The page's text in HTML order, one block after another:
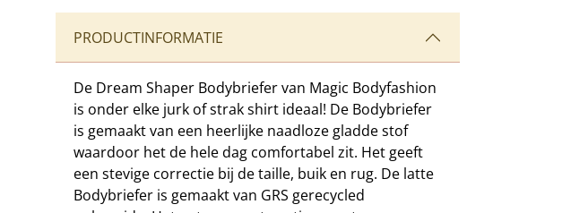
PRODUCTINFORMATIE
De Dream Shaper Bodybriefer van Magic Bodyfashion
is onder elke jurk of strak shirt ideaal! De Bodybriefer
is gemaakt van een heerlijke naadloze gladde stof
waardoor het de hele dag comfortabel zit. Het geeft
een stevige correctie bij de taille, buik en rug. De latte
Bodybriefer is gemaakt van GRS gerecycled